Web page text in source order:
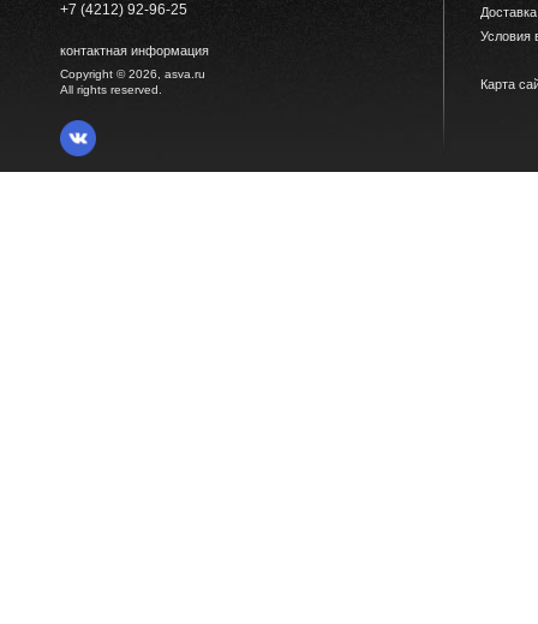
+7 (4212) 92-96-25
контактная информация
Copyright © 2026, asva.ru
All rights reserved.
Условия
Карта